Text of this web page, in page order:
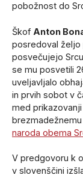
pobožnost do
Škof Anton
posredoval željo
posvečujejo
se mu posvetili
uveljavljalo
in prvih sobot v
med
brezmadežnemu
naroda obema
V predgovoru k
v slovenščini